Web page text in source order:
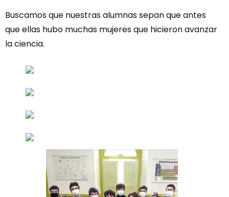
Buscamos que nuestras alumnas sepan que antes
que ellas hubo muchas mujeres que hicieron avanzar
la ciencia.